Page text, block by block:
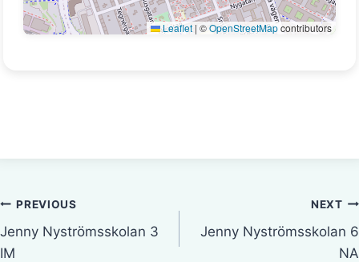
Leaflet | ©OpenStreetMapcontributors
Inläggsnavigering
PREVIOUS
Jenny Nyströmsskolan 3
IM
NEXT
Jenny Nyströmsskolan 6
NA